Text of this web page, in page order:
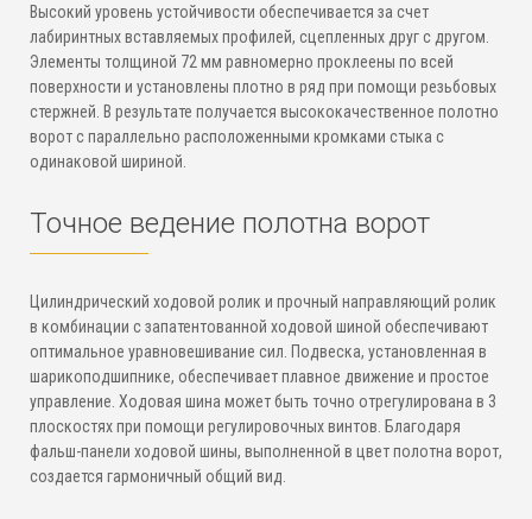
Высокий уровень устойчивости обеспечивается за счет
лабиринтных вставляемых профилей, сцепленных друг с другом.
Элементы толщиной 72 мм равномерно проклеены по всей
поверхности и установлены плотно в ряд при помощи резьбовых
стержней. В результате получается высококачественное полотно
ворот с параллельно расположенными кромками стыка с
одинаковой шириной.
Точное ведение полотна ворот
Цилиндрический ходовой ролик и прочный направляющий ролик
в комбинации с запатентованной ходовой шиной обеспечивают
оптимальное уравновешивание сил. Подвеска, установленная в
шарикоподшипнике, обеспечивает плавное движение и простое
управление. Ходовая шина может быть точно отрегулирована в 3
плоскостях при помощи регулировочных винтов. Благодаря
фальш-панели ходовой шины, выполненной в цвет полотна ворот,
создается гармоничный общий вид.